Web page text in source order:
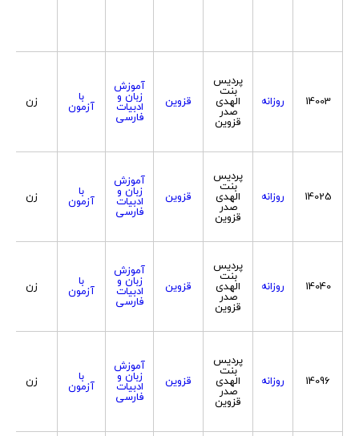
14003 روزانه
پردیس
بنت
الهدی
صدر
قزوین
قزوین
آموزش
زبان و
ادبیات
فارسی
با
آزمون زن
14025 روزانه
پردیس
بنت
الهدی
صدر
قزوین
قزوین
آموزش
زبان و
ادبیات
فارسی
با
آزمون زن
14040 روزانه
پردیس
بنت
الهدی
صدر
قزوین
قزوین
آموزش
زبان و
ادبیات
فارسی
با
آزمون زن
14096 روزانه
پردیس
بنت
الهدی
صدر
قزوین
قزوین
آموزش
زبان و
ادبیات
فارسی
با
آزمون زن